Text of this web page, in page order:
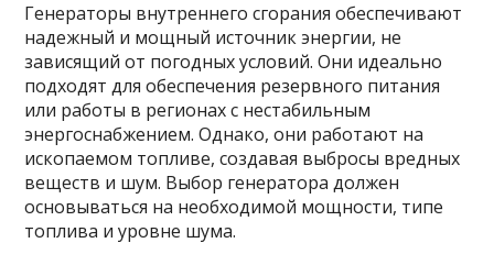
Генераторы внутреннего сгорания обеспечивают
надежный и мощный источник энергии, не
зависящий от погодных условий. Они идеально
подходят для обеспечения резервного питания
или работы в регионах с нестабильным
энергоснабжением. Однако, они работают на
ископаемом топливе, создавая выбросы вредных
веществ и шум. Выбор генератора должен
основываться на необходимой мощности, типе
топлива и уровне шума.